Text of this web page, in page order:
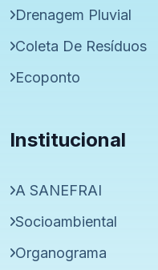
Drenagem Pluvial
Coleta De Resíduos
Ecoponto
Institucional
A SANEFRAI
Socioambiental
Organograma